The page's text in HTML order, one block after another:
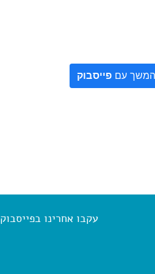
המשך עם פייסבוק
עקבו אחרינו בפייסבוק